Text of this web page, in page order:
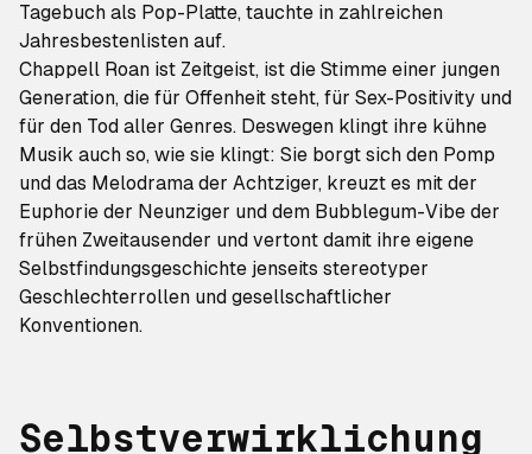
Tagebuch als Pop-Platte, tauchte in zahlreichen
Jahresbestenlisten auf.
Chappell Roan ist Zeitgeist, ist die Stimme einer jungen
Generation, die für Offenheit steht, für Sex-Positivity und
für den Tod aller Genres. Deswegen klingt ihre kühne
Musik auch so, wie sie klingt: Sie borgt sich den Pomp
und das Melodrama der Achtziger, kreuzt es mit der
Euphorie der Neunziger und dem Bubblegum-Vibe der
frühen Zweitausender und vertont damit ihre eigene
Selbstfindungsgeschichte jenseits stereotyper
Geschlechterrollen und gesellschaftlicher
Konventionen.
Selbstverwirklichung